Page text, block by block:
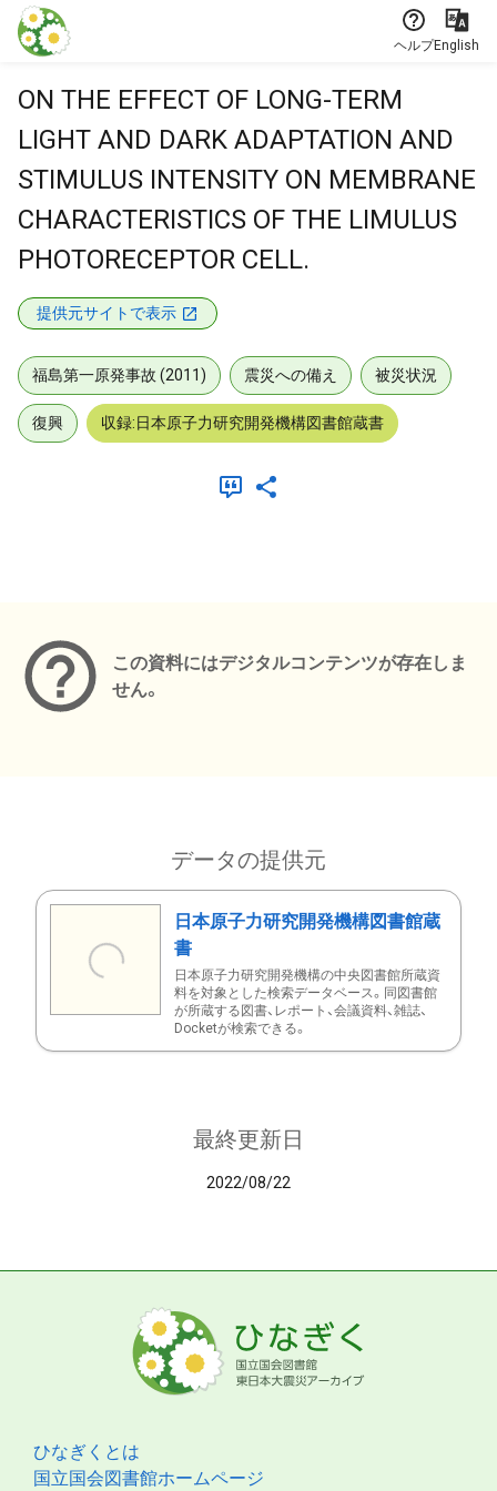
本文に飛ぶ
ヘルプEnglish
ON THE EFFECT OF LONG-TERM
LIGHT AND DARK ADAPTATION AND
STIMULUS INTENSITY ON MEMBRANE
CHARACTERISTICS OF THE LIMULUS
PHOTORECEPTOR CELL.
提供元サイトで表示
福島第一原発事故 (2011) 震災への備え 被災状況
復興 収録:日本原子力研究開発機構図書館蔵書
この資料にはデジタルコンテンツが存在しま
せん。
データの提供元
日本原子力研究開発機構図書館蔵
書
日本原子力研究開発機構の中央図書館所蔵資
料を対象とした検索データベース。同図書館
が所蔵する図書、レポート、会議資料、雑誌、
Docketが検索できる。
最終更新日
2022/08/22
ひなぎくとは
国立国会図書館ホームページ